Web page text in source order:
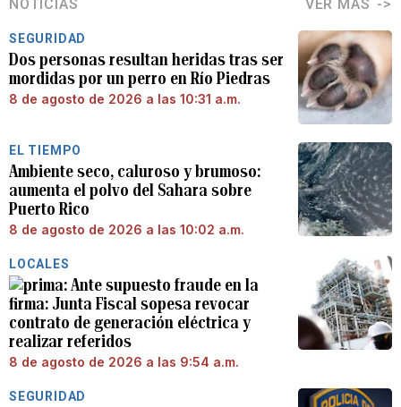
NOTICIAS VER MÁS
SEGURIDAD
Dos personas resultan heridas tras ser
mordidas por un perro en Río Piedras
8 de agosto de 2026 a las 10:31 a.m.
EL TIEMPO
Ambiente seco, caluroso y brumoso:
aumenta el polvo del Sahara sobre
Puerto Rico
8 de agosto de 2026 a las 10:02 a.m.
LOCALES
Ante supuesto fraude en la
firma: Junta Fiscal sopesa revocar
contrato de generación eléctrica y
realizar referidos
8 de agosto de 2026 a las 9:54 a.m.
SEGURIDAD